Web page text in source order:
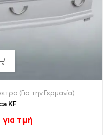
(Για την Γερμανία)
KF
τιμή